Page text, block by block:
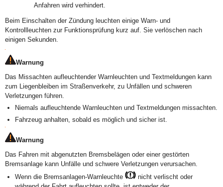
Anfahren wird verhindert.
Beim Einschalten der Zündung leuchten einige Warn- und
Kontrollleuchten zur Funktionsprüfung kurz auf. Sie verlöschen nach
einigen Sekunden.
Warnung
Das Missachten aufleuchtender Warnleuchten und Textmeldungen kann
zum Liegenbleiben im Straßenverkehr, zu Unfällen und schweren
Verletzungen führen.
Niemals aufleuchtende Warnleuchten und Textmeldungen missachten.
Fahrzeug anhalten, sobald es möglich und sicher ist.
Warnung
Das Fahren mit abgenutzten Bremsbelägen oder einer gestörten
Bremsanlage kann Unfälle und schwere Verletzungen verursachen.
Wenn die Bremsanlagen-Warnleuchte
nicht verlischt oder